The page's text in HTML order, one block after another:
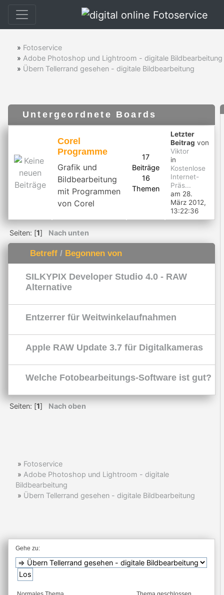
» Fotoservice
» Adobe Photoshop und Lightroom - digitale Bildbearbeitung
» Übern Tellerrand gesehen - digitale Bildbearbeitung
Untergeordnete Boards
Corel
Programme
Grafik und
Bildbearbeitung
mit Programmen
von Corel
17
Beiträge
16
Themen
Letzter
Beitrag von
Viktor
in
Kostenlose
Internet-
Präs...
am 28.
März 2012,
13:22:36
Seiten: [1] Nach unten
Betreff/ Begonnen von
SILKYPIX Developer Studio 4.0 - RAW
Alternative
Entzerrer für Weitwinkelaufnahmen
Apple RAW Update 3.7 für Digitalkameras
Welche Fotobearbeitungs-Software ist gut?
Seiten: [1] Nach oben
» Fotoservice
» Adobe Photoshop und Lightroom - digitale
Bildbearbeitung
» Übern Tellerrand gesehen - digitale Bildbearbeitung
Gehe zu: